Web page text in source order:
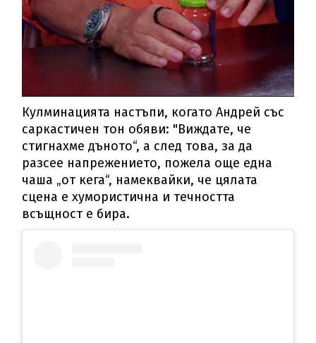
Кулминацията настъпи, когато Андрей със
саркастичен тон обяви: "Виждате, че
стигнахме дъното“, а след това, за да
разсее напрежението, пожела още една
чаша „от кега“, намеквайки, че цялата
сцена е хумористична и течността
всъщност е бира.